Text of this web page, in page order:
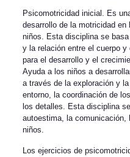
Psicomotricidad inicial. Es
desarrollo de la motricidad
niños. Esta disciplina se
y la relación entre el cuerpo
para el desarrollo y el
Ayuda a los niños a
a través de la exploración y
entorno, la coordinación de
los detalles. Esta disciplina
autoestima, la
niños.
Los ejercicios de